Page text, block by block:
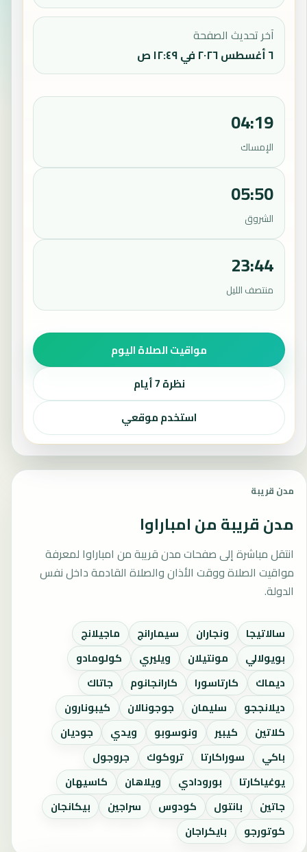
آخر تحديث الصفحة
٦ أغسطس ٢٠٢٦ في ١٢:٤٩ ص
04:19
الإمساك
05:50
الشروق
23:44
منتصف الليل
مواقيت الصلاة اليوم
نظرة 7 أيام
استخدم موقعي
مدن قريبة
مدن قريبة من امباراوا
انتقل مباشرة إلى صفحات مدن قريبة من امباراوا لمعرفة
مواقيت الصلاة ووقت الأذان والصلاة القادمة داخل نفس
الدولة.
سالاتيجا ونجاران سيمارانج
ماجيلانج
بويولالي
مونتيلان ويليري
كولومادو
ديماك
كارتاسورا كارانجانوم
جاتاك
ديلانججو
سليمان جوجونالان
كيبونارون
كلاتين
كيبير ونوسوبو ويدي
جوديان
باكي
سوراكارتا تروكوك
جروجول
يوغياكارتا
بورودادي ويلاهان
كاسيهان
جاتين
بانتول كودوس سراجين
بيكانجان
كوتورجو
بايكراجان